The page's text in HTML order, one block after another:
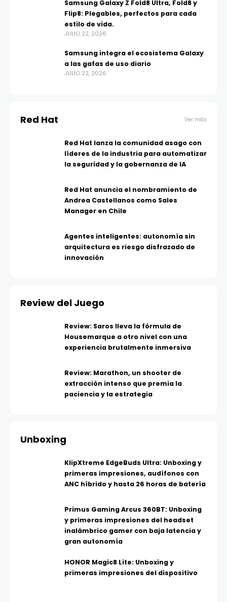
Samsung Galaxy Z Fold8 Ultra, Fold8 y
Flip8: Plegables, perfectos para cada
estilo de vida.
JULIO 22, 2026
Samsung integra el ecosistema Galaxy
a las gafas de uso diario
JULIO 22, 2026
Red Hat Ver más
Red Hat lanza la comunidad asago con
líderes de la industria para automatizar
la seguridad y la gobernanza de IA
Red Hat anuncia el nombramiento de
Andrea Castellanos como Sales
Manager en Chile
Agentes inteligentes: autonomía sin
arquitectura es riesgo disfrazado de
innovación
Review del Juego
Review: Saros lleva la fórmula de
Housemarque a otro nivel con una
experiencia brutalmente inmersiva
Review: Marathon, un shooter de
extracción intenso que premia la
paciencia y la estrategia
Unboxing
KlipXtreme EdgeBuds Ultra: Unboxing y
primeras impresiones, audífonos con
ANC híbrido y hasta 26 horas de batería
Primus Gaming Arcus 360BT: Unboxing
y primeras impresiones del headset
inalámbrico gamer con baja latencia y
gran autonomía
HONOR Magic8 Lite: Unboxing y
primeras impresiones del dispositivo